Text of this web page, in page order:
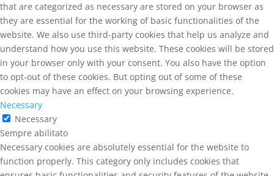
that are categorized as necessary are stored on your browser as
they are essential for the working of basic functionalities of the
website. We also use third-party cookies that help us analyze and
understand how you use this website. These cookies will be stored
in your browser only with your consent. You also have the option
to opt-out of these cookies. But opting out of some of these
cookies may have an effect on your browsing experience.
Necessary
Necessary
Sempre abilitato
Necessary cookies are absolutely essential for the website to
function properly. This category only includes cookies that